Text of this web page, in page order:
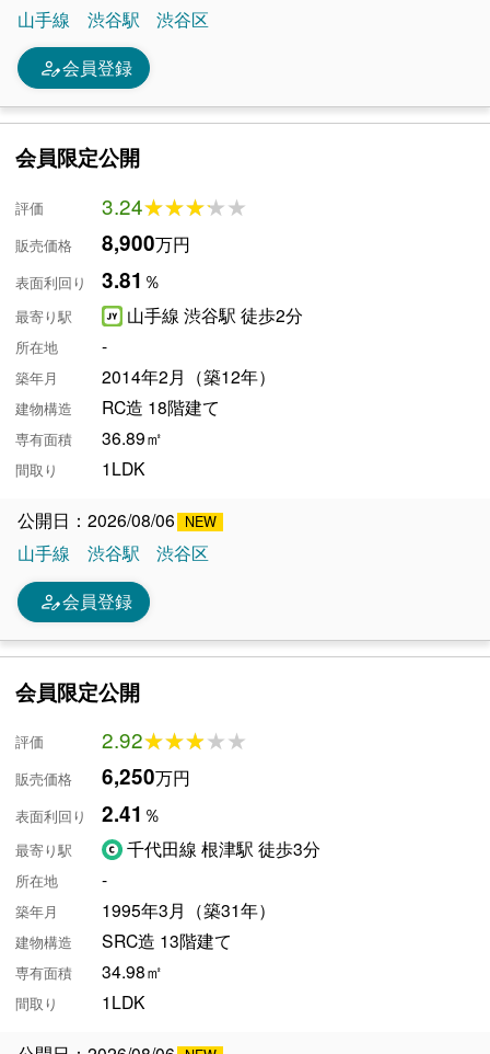
山手線
渋谷駅 渋谷区
person_edit会員登録
会員限定公開
評価 3.24★★★★★
★★★★★
販売価格 8,900万円
表面利回り 3.81 ％
最寄り駅 山手線 渋谷駅 徒歩2分
所在地 -
築年月 2014年2月（築12年）
建物構造 RC造 18階建て
専有面積 36.89㎡
間取り 1LDK
公開日：2026/08/06
山手線
渋谷駅 渋谷区
person_edit会員登録
会員限定公開
評価 2.92★★★★★
★★★★★
販売価格 6,250万円
表面利回り 2.41 ％
最寄り駅 千代田線 根津駅 徒歩3分
所在地 -
築年月 1995年3月（築31年）
建物構造 SRC造 13階建て
専有面積 34.98㎡
間取り 1LDK